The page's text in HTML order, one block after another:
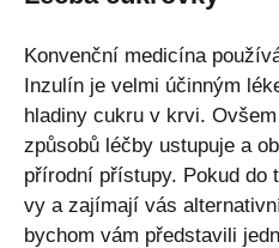
Konvenční medicína
Inzulín je velmi účinným
hladiny cukru v krvi.
způsobů léčby ustupuje a
přírodní přístupy. Pokud do
vy a zajímají vás
bychom vám představili